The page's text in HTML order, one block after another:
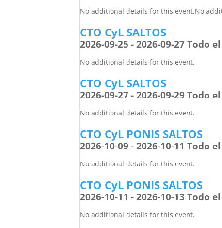
No additional details for this event.No
CTO CyL SALTOS
2026-09-25 - 2026-09-27 Todo
No additional details for this event.
CTO CyL SALTOS
2026-09-27 - 2026-09-29 Todo
No additional details for this event.
CTO CyL PONIS SALTOS
2026-10-09 - 2026-10-11 Todo
No additional details for this event.
CTO CyL PONIS SALTOS
2026-10-11 - 2026-10-13 Todo
No additional details for this event.